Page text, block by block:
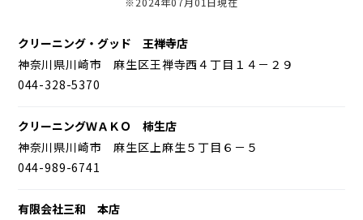
クリーニング・グッド 王禅寺店
神奈川県川崎市 麻生区王禅寺西４丁目１４－２９
044-328-5370
クリーニングＷＡＫＯ 柿生店
神奈川県川崎市 麻生区上麻生５丁目６－５
044-989-6741
有限会社三和 本店